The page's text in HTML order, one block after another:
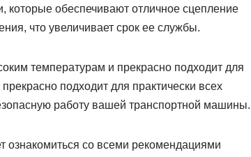
которые обеспечивают отличное сцепление
что увеличивает срок ее службы.
температурам и прекрасно подходит для
подходит для практически всех
работу вашей транспортной машины.
ознакомиться со всеми рекомендациями